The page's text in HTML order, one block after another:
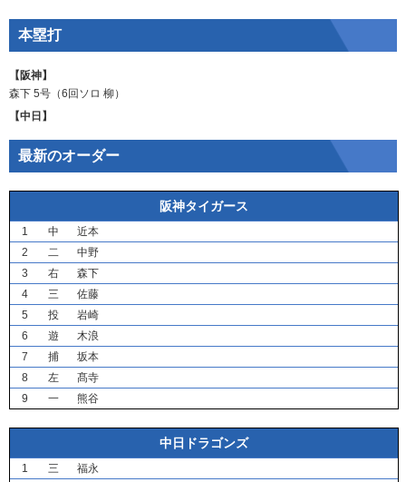
本塁打
【阪神】
森下 5号（6回ソロ 柳）
【中日】
最新のオーダー
阪神タイガース
1 中
近本
2
二
中野
3
右
森下
4
三
佐藤
5
投
岩崎
6
遊
木浪
7
捕
坂本
8
左
髙寺
9
一 熊谷
中日ドラゴンズ
1 三
福永